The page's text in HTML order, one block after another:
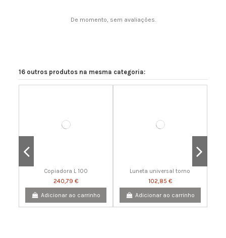
De momento, sem avaliações.
16 outros produtos na mesma categoria:
Copiadora L 100
240,79 €
Adicionar ao carrinho
Luneta universal torno
102,85 €
Adicionar ao carrinho